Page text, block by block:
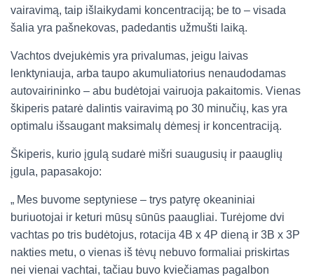
vairavimą, taip išlaikydami koncentraciją; be to – visada
šalia yra pašnekovas, padedantis užmušti laiką.
Vachtos dvejukėmis yra privalumas, jeigu laivas
lenktyniauja, arba taupo akumuliatorius nenaudodamas
autovairininko – abu budėtojai vairuoja pakaitomis. Vienas
škiperis patarė dalintis vairavimą po 30 minučių, kas yra
optimalu išsaugant maksimalų dėmesį ir koncentraciją.
Škiperis, kurio įgulą sudarė mišri suaugusių ir paauglių
įgula, papasakojo:
„ Mes buvome septyniese – trys patyrę okeaniniai
buriuotojai ir keturi mūsų sūnūs paaugliai. Turėjome dvi
vachtas po tris budėtojus, rotacija 4B x 4P dieną ir 3B x 3P
nakties metu, o vienas iš tėvų nebuvo formaliai priskirtas
nei vienai vachtai, tačiau buvo kviečiamas pagalbon